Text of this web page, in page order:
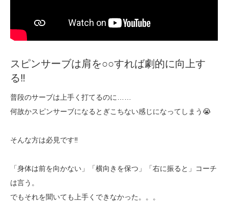
スピンサーブは肩を○○すれば劇的に向上す
る‼
普段のサーブは上手く打てるのに……
何故かスピンサーブになるとぎこちない感じになってしまう😭
そんな方は必見です‼️
「身体は前を向かない」「横向きを保つ」「右に振ると」コーチ
は言う。
でもそれを聞いても上手くできなかった。。。